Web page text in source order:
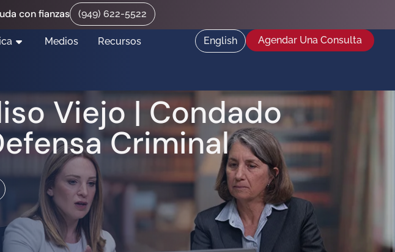
con fianzas (949) 622-5522
Medios Recursos English Agendar Una Consulta
Viejo | Condado
Criminal